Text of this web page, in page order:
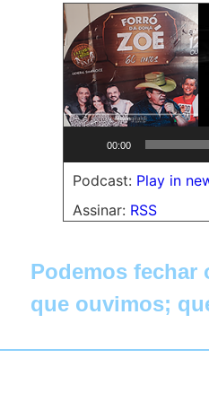
de
áudio
00:00
Podcast: Play in
Assinar: RSS
Podemos fechar
que ouvimos;